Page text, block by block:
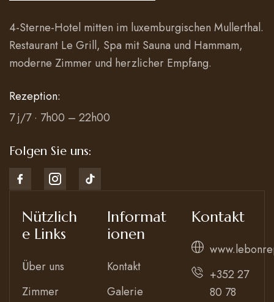
4-Sterne-Hotel mitten im luxemburgischen Mullerthal.
Restaurant Le Grill, Spa mit Sauna und Hammam,
moderne Zimmer und herzlicher Empfang.
Rezeption:
7 j/7 · 7h00 – 22h00
Folgen Sie uns:
Nützlich
e Links
Über uns
Zimmer
Informat
ionen
Kontakt
Galerie
Kontakt
+352 27
80 78